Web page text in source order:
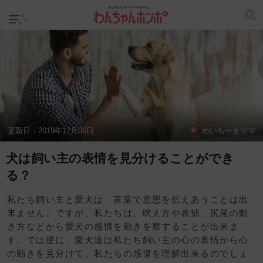
更新日： 2019年12月06日 めいちーまママ
犬は飼い主の表情を見分けることができ
る？
私たち飼い主と愛犬は、言葉で意思を伝えあうことは出
来ません。ですが、私たちは、吠え方や表情、尻尾の動
き方などから愛犬の感情を動きを察することが出来ま
す。では逆に、愛犬達は私たち飼い主の心の表情から心
の動きを見分けて、私たちの感情を理解出来るのでしょ